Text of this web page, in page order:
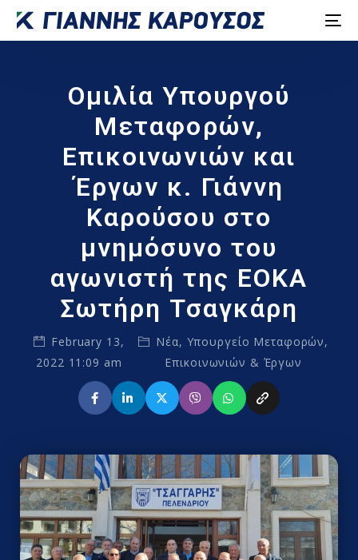
Ομιλία Υπουργού
Μεταφορών,
Επικοινωνιών και
Έργων κ. Γιάννη
Καρούσου στο
μνημόσυνο του
αγωνιστή της ΕΟΚΑ
Σωτήρη Τσαγκάρη
February 13,
2022 11:09 am
Νέα, Υπουργείο Μεταφορών,
Επικοινωνιών & Έργων